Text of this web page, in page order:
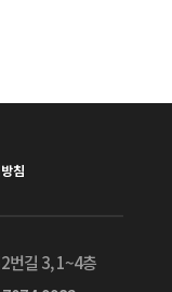
침
번길 3, 1~4층